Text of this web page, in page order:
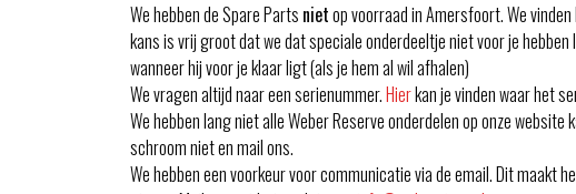
We hebben de Spare Parts nietop voorraad in Amersfoort. We
kans is vrij groot dat we dat speciale onderdeeltje niet voor je
wanneer hij voor je klaar ligt (als je hem al wil afhalen)
We vragen altijd naar een serienummer.Hierkan je vinden waar het
We hebben lang niet alle Weber Reserve onderdelen op onze
schroom niet en mail ons.
We hebben een voorkeur voor communicatie via de email. Dit maakt